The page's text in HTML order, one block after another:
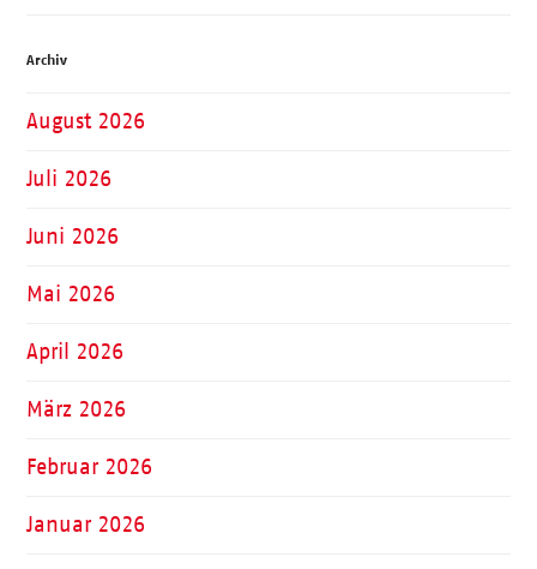
Archiv
August 2026
Juli 2026
Juni 2026
Mai 2026
April 2026
März 2026
Februar 2026
Januar 2026